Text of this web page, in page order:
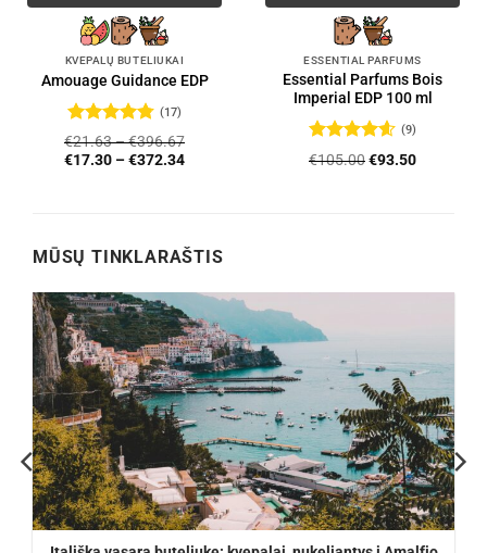
KVEPALŲ BUTELIUKAI
Amouage Guidance EDP
Įvertinimas:
4.76iš 5
(17)
€21.63–€396.67
€17.30 –€372.34
ESSENTIAL PARFUMS
Essential Parfums Bois
Imperial EDP 100 ml
Įvertinimas:
(9)
€105.00Original
€93.50Current
MŪSŲ TINKLARAŠTIS